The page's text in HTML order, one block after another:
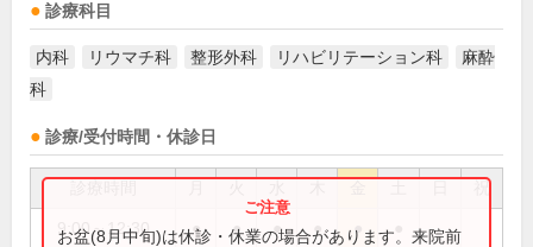
診療科目
内科 リウマチ科 整形外科 リハビリテーション科
麻酔
科
診療/受付時間・休診日
祝
9:00～12:30 ● ● ● ● ●
お盆(8月中旬)は休診・休業の場合があります。来院前